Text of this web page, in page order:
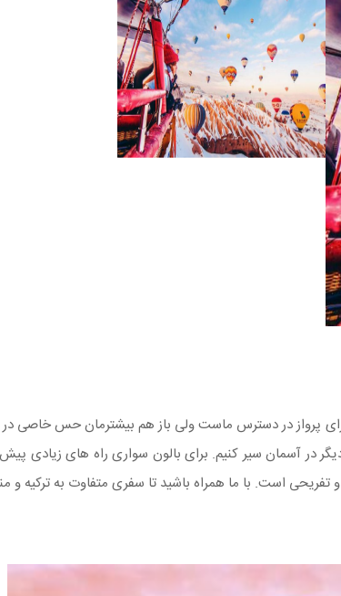
پرواز در دسترس ماست ولی باز هم بیشترمان حس خاصی
در آسمان سیر کنیم. برای بالون سواری راه های زیادی
است. با ما همراه باشید تا سفری متفاوت به ترکیه و